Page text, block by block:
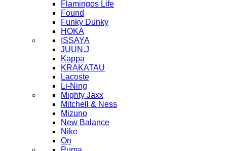
Flamingos Life
Found
Funky Dunky
HOKA
ISSAYA
JUUN.J
Kappa
KRAKATAU
Lacoste
Li-Ning
Mighty Jaxx
Mitchell & Ness
Mizuno
New Balance
Nike
On